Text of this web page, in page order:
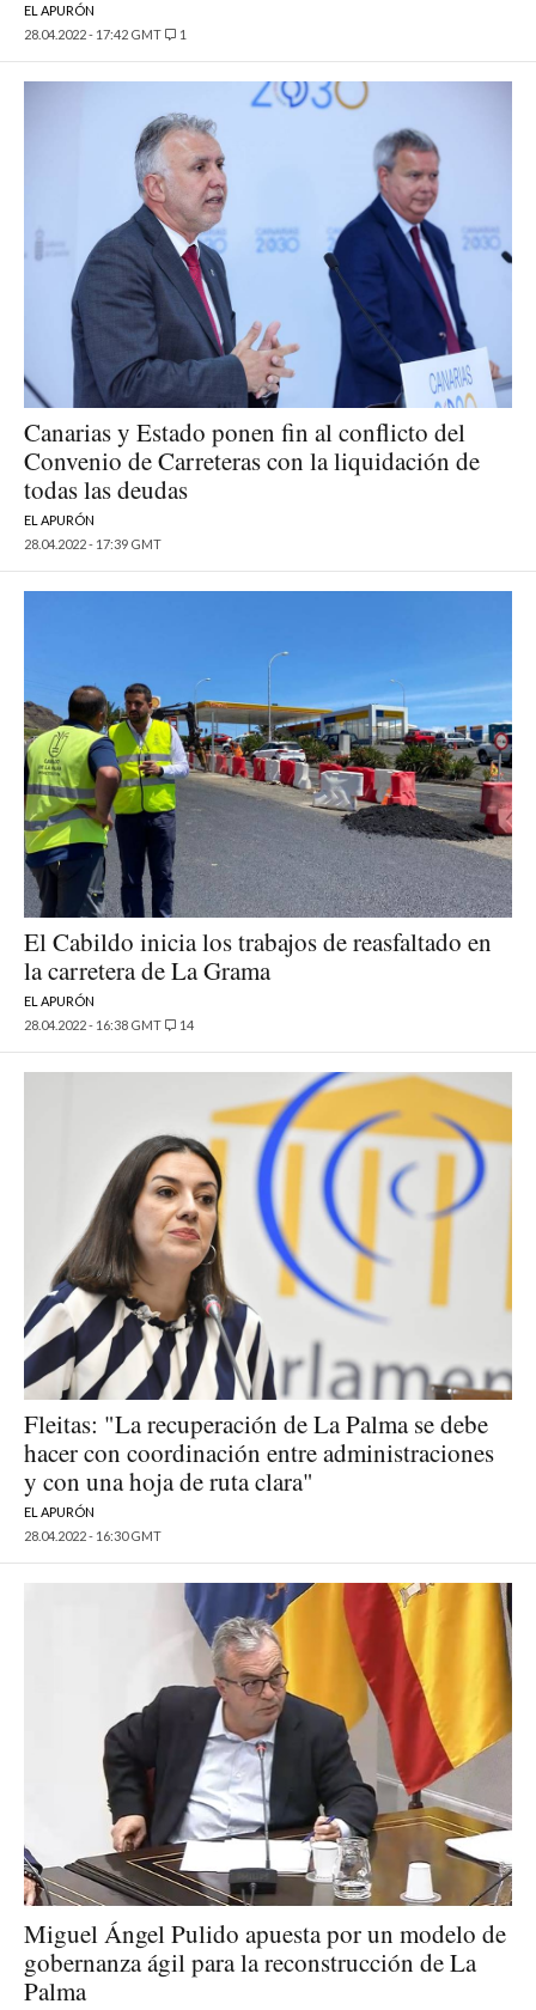
EL APURÓN
28.04.2022 - 17:42 GMT
1
Canarias y Estado ponen fin al conflicto del
Convenio de Carreteras con la liquidación de
todas las deudas
EL APURÓN
28.04.2022 - 17:39 GMT
El Cabildo inicia los trabajos de reasfaltado en
la carretera de La Grama
EL APURÓN
28.04.2022 - 16:38 GMT
14
Fleitas: "La recuperación de La Palma se debe
hacer con coordinación entre administraciones
y con una hoja de ruta clara"
EL APURÓN
28.04.2022 - 16:30 GMT
Miguel Ángel Pulido apuesta por un modelo de
gobernanza ágil para la reconstrucción de La
Palma